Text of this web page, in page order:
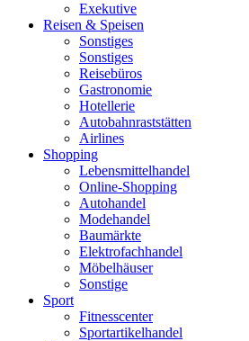
Exekutive
Reisen & Speisen
Sonstiges
Sonstiges
Reisebüros
Gastronomie
Hotellerie
Autobahnraststätten
Airlines
Shopping
Lebensmittelhandel
Online-Shopping
Autohandel
Modehandel
Baumärkte
Elektrofachhandel
Möbelhäuser
Sonstige
Sport
Fitnesscenter
Sportartikelhandel